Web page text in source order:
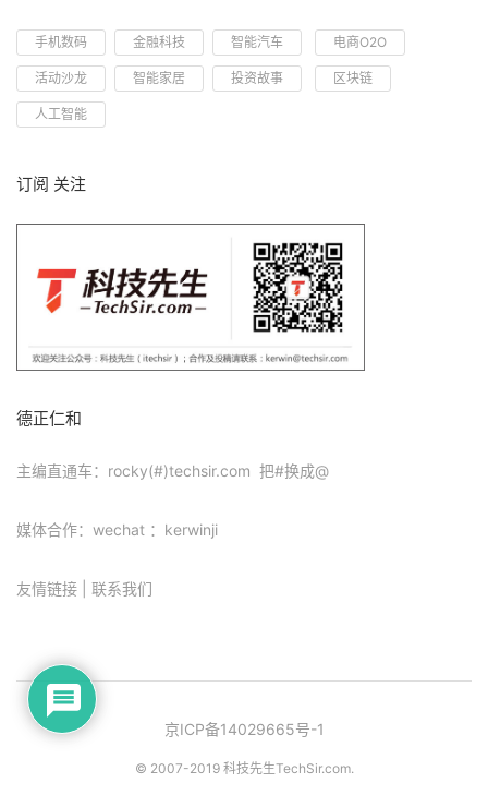
手机数码 金融科技 智能汽车 电商O2O
活动沙龙 智能家居 投资故事 区块链
人工智能
订阅 关注
德正仁和
主编直通车：rocky(#)techsir.com 把#换成@
媒体合作：wechat ：kerwinji
友情链接 联系我们
京ICP备14029665号-1
© 2007-2019 科技先生TechSir.com.